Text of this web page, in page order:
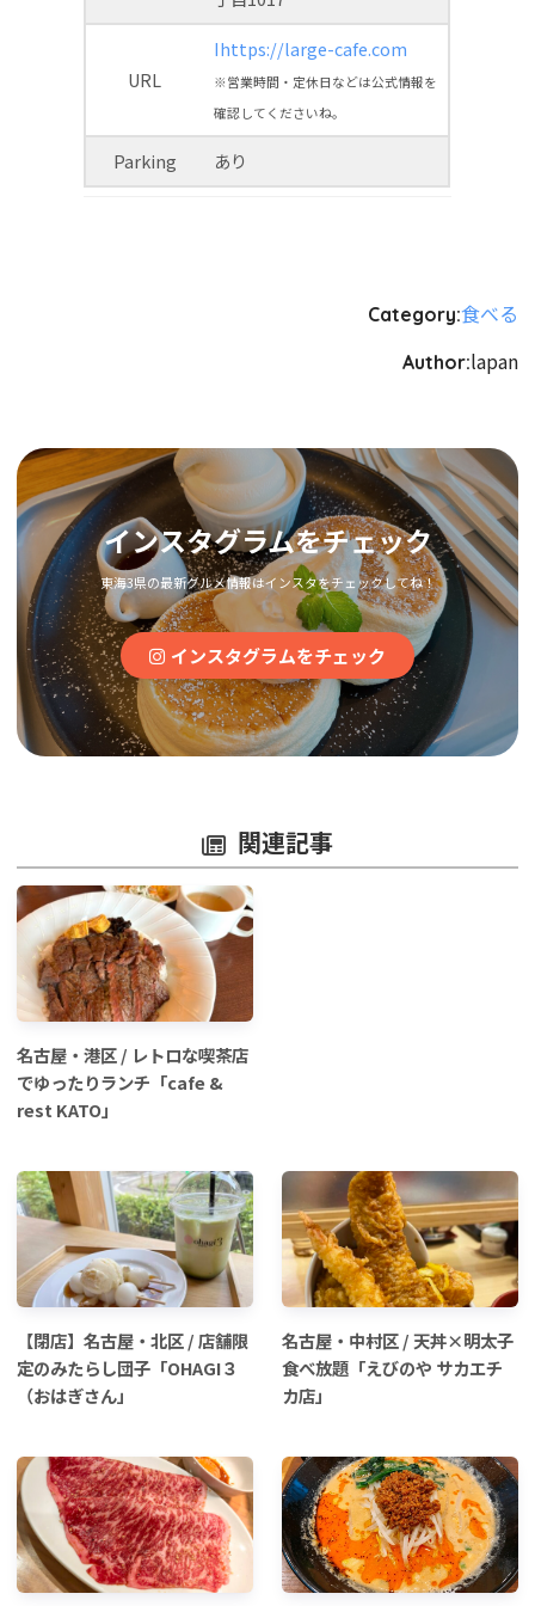
URL
Ihttps://large-cafe.com
※営業時間・定休日などは公式情報を
確認してくださいね。
Parking あり
Category:食べる
Author:lapan
インスタグラムをチェック
東海3県の最新グルメ情報はインスタをチェックしてね！
インスタグラムをチェック
関連記事
名古屋・港区 / レトロな喫茶店
でゆったりランチ「cafe &
rest KATO」
【閉店】名古屋・北区 / 店舗限
定のみたらし団子「OHAGI３
（おはぎさん」
名古屋・中村区 / 天丼×明太子
食べ放題「えびのや サカエチ
カ店」